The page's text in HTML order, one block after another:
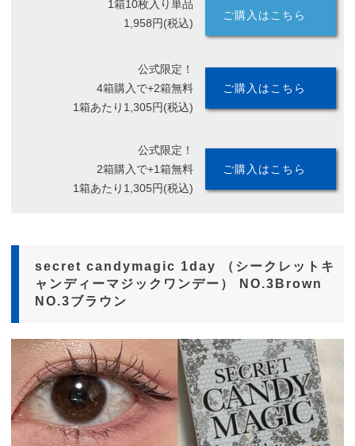
1箱10枚入り単品
1,958円(税込)
ご購入はこちら
公式限定！
4箱購入で+2箱無料
1箱あたり1,305円(税込)
ご購入はこちら
公式限定！
2箱購入で+1箱無料
1箱あたり1,305円(税込)
ご購入はこちら
secret candymagic 1day （シークレットキ
ャンディーマジックワンデー） NO.3Brown
NO.3ブラウン